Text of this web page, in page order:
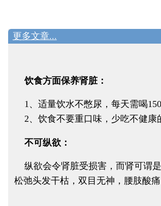
更多文章...
饮食方面保养肾脏：
1、适量饮水不憋尿，每天需喝
2、饮食不要重口味，少吃不健康
不可纵欲：
纵欲会令肾脏受损害，而肾可谓
松弛头发干枯，双目无神，腰肢酸